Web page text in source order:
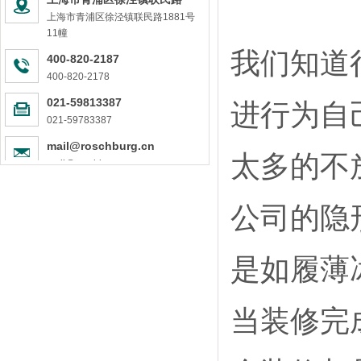
德国管道品牌中的佼佼者
罗森博格管道是安全的PPR管道品牌
德国进口管道，值得信任
“德国制造”强在哪儿？“罗森博格”强在哪儿？
品质有保障的产品，才有灵魂
健康家庭给水卫士，原装进口PPR管道-德国罗森博格管道
1881号11幢
上海市青浦区徐泾镇联民路1881号
11幢
400-820-2187
400-820-2178
021-59813387
021-59783387
mail@roschburg.cn
mail@roschburg.cn
我们知道
进行为自
太多的不
公司的隐
是如履薄
当装修完